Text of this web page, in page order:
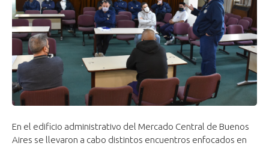
En el edificio administrativo del Mercado Central de Buenos
Aires se llevaron a cabo distintos encuentros enfocados en